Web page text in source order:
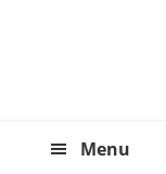
Menu